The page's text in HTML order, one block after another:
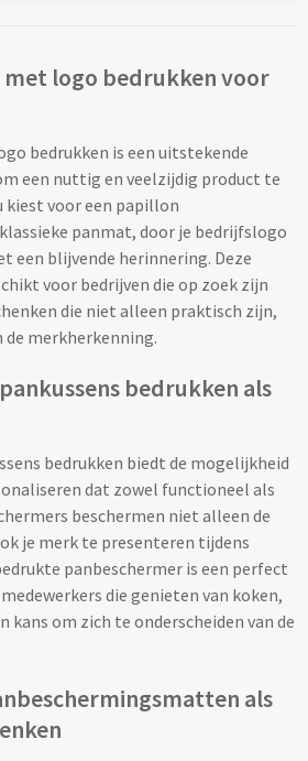
bedrukken
draagtasjes
& oplaadkabels
& speelkaarten
& bagagelabels
& microvezeldoekjes
artikelen
Gereedschap
RPET
met logo bedrukken voor
bedrukken is een uitstekende
een nuttig en veelzijdig product te
kiest voor een papillon
panmat, door je bedrijfslogo
een blijvende herinnering. Deze
voor bedrijven die op zoek zijn
die niet alleen praktisch zijn,
de merkherkenning.
bedrukken als
bedrukken biedt de mogelijkheid
dat zowel functioneel als
beschermen niet alleen de
je merk te presenteren tijdens
panbeschermer is een perfect
die genieten van koken,
kans om zich te onderscheiden van de
als